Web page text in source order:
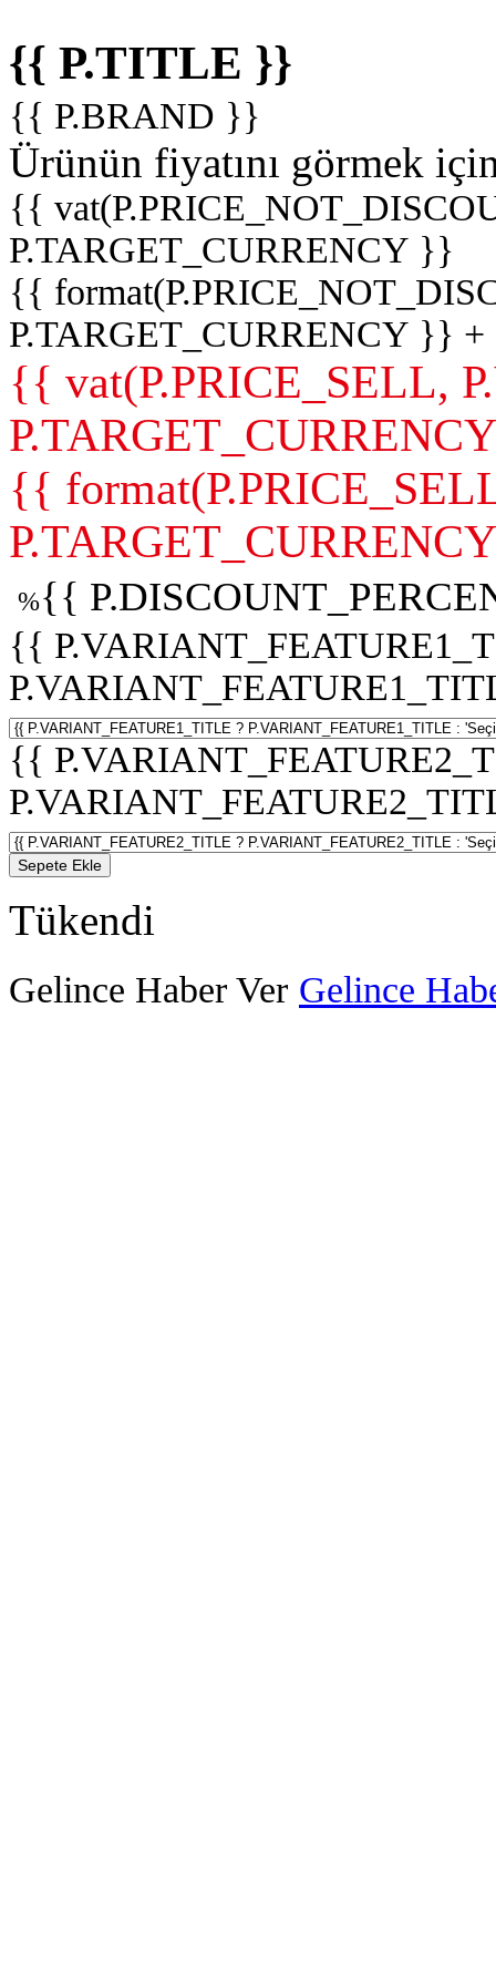
{{ P.TITLE }}
{{ P.BRAND }}
Ürünün fiyatını görmek
{{
P.TARGET_CURRENCY }}
{{
P.TARGET_CURRENCY }}
{{ vat(P.PRICE_SELL,
{{
%{{
{{
{{
Sepete Ekle
Tükendi
Gelince Haber Ver Gelince